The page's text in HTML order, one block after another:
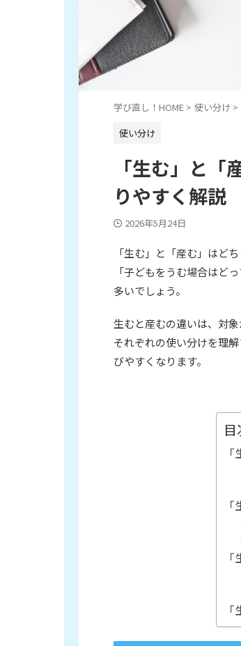
学び直し！HOME > 使い分け >
使い分け
「生む」と
りやすく解説
2026年5月24日
「生む」と「産む」はど
「子どもをうむ場合はど
多いでしょう。
生むと産むの違いは、対
それぞれの使い分けを理
びやすくなります。